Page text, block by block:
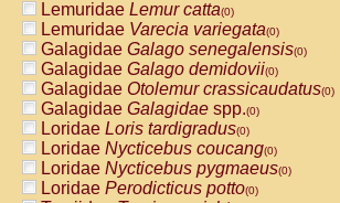
AtelidaeAlouatta fusca(0)
AtelidaeAlouatta seniculus(0)
AtelidaeAlouattaspp.(0)
AtelidaeAteles belzebuth(0)
AtelidaeAteles geoffroyi(0)
AtelidaeAteles paniscus(0)
AtelidaeAtelesspp.(0)
AtelidaeLagothrix lagothricha(0)
AtelidaeLagothrix lagothricha cana
PitheciidaeCacajao calvus
Lemuridae Lemur catta(0)
Lemuridae Varecia variegata(0)
Galagidae Galago senegalensis(0)
Galagidae Galago demidovii(0)
Galagidae Otolemur crassicaudatus(0)
Galagidae Galagidae spp.(0)
Loridae Loris tardigradus(0)
Loridae Nycticebus coucang(0)
Loridae Nycticebus pygmaeus(0)
Loridae Perodicticus potto(0)